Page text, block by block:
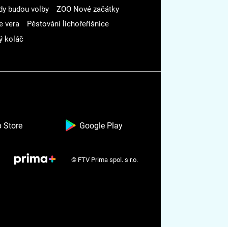
budou volby
ZOO Nové začátky
vera
Pěstování lichořeřišnice
koláč
Store Google Play
© FTV Prima spol. s r.o.